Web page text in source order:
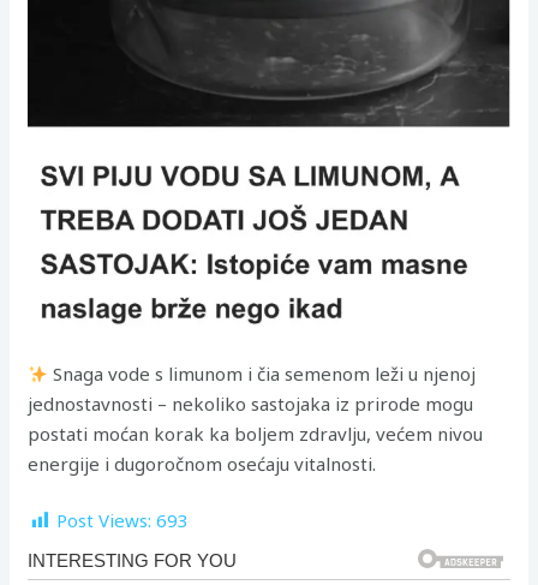
Snaga vode s limunom i čia semenom leži u njenoj
jednostavnosti – nekoliko sastojaka iz prirode mogu
postati moćan korak ka boljem zdravlju, većem nivou
energije i dugoročnom osećaju vitalnosti.
Post Views: 693